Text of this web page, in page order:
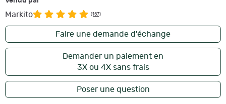
Markito (157)
Faire une demande d'échange
Demander un paiement en
3X ou 4X sans frais
Poser une question